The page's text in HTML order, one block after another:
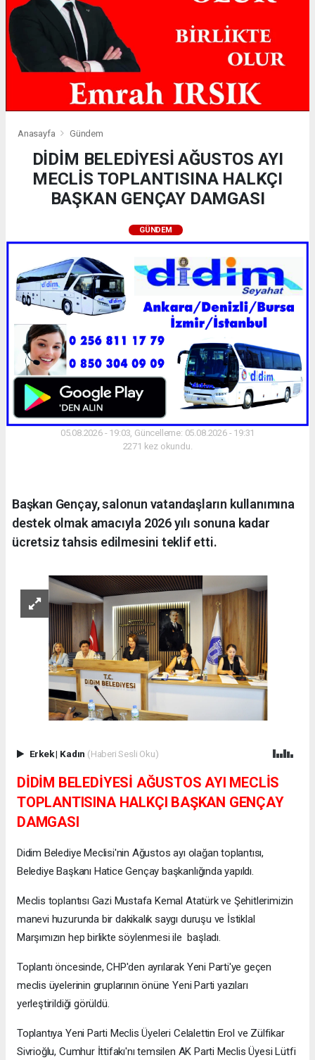
Anasayfa Gündem
DİDİM BELEDİYESİ AĞUSTOS AYI
MECLİS TOPLANTISINA HALKÇI
BAŞKAN GENÇAY DAMGASI
GÜNDEM
05.08.2026 - 19:03, Güncelleme: 05.08.2026 - 19:31
2271 kez okundu.
Başkan Gençay, salonun vatandaşların kullanımına
destek olmak amacıyla 2026 yılı sonuna kadar
ücretsiz tahsis edilmesini teklif etti.
Erkek| Kadın (Haberi Sesli Oku)
DİDİM BELEDİYESİ AĞUSTOS AYI MECLİS
TOPLANTISINA HALKÇI BAŞKAN GENÇAY
DAMGASI
Didim Belediye Meclisi'nin Ağustos ayı olağan toplantısı,
Belediye Başkanı Hatice Gençay başkanlığında yapıldı.
Meclis toplantısı Gazi Mustafa Kemal Atatürk ve Şehitlerimizin
manevi huzurunda bir dakikalık saygı duruşu ve İstiklal
Marşımızın hep birlikte söylenmesi ile başladı.
Toplantı öncesinde, CHP'den ayrılarak Yeni Parti'ye geçen
meclis üyelerinin gruplarının önüne Yeni Parti yazıları
yerleştirildiği görüldü.
Toplantıya Yeni Parti Meclis Üyeleri Celalettin Erol ve Zülfikar
Sivrioğlu, Cumhur İttifakı'nı temsilen AK Parti Meclis Üyesi Lütfi